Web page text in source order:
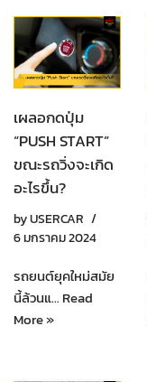
เผลอกดปุ่ม
“PUSH START”
ขณะรถวิ่งจะเกิด
อะไรขึ้น?
byUSERCAR
6 มกราคม 2024
รถยนต์ยุคใหม่สมัย
นี้ล้วนแ… Read
More »